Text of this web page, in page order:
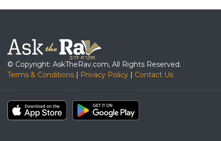
© Copyright: AskTheRav.com, All Rights Reserved.
Terms & Conditions | Privacy Policy | Contact Us